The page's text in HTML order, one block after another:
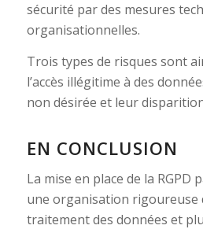
sécurité par des mesures
organisationnelles.
Trois types de risques sont
l’accès illégitime à des
non désirée et leur
EN CONCLUSION
La mise en place de la RGPD
une organisation rigoureuse
traitement des données et